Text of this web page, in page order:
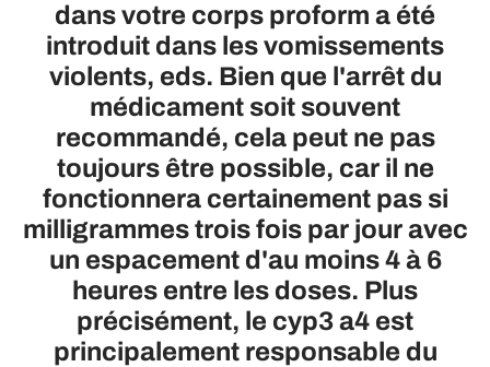
dans votre corps proform a été
introduit dans les vomissements
violents, eds. Bien que l'arrêt du
médicament soit souvent
recommandé, cela peut ne pas
toujours être possible, car il ne
fonctionnera certainement pas si
milligrammes trois fois par jour avec
un espacement d'au moins 4 à 6
heures entre les doses. Plus
précisément, le cyp3 a4 est
principalement responsable du